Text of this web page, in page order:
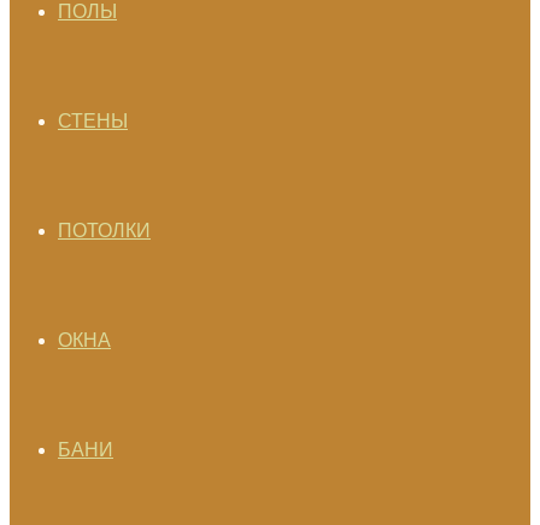
ПОЛЫ
СТЕНЫ
ПОТОЛКИ
ОКНА
БАНИ